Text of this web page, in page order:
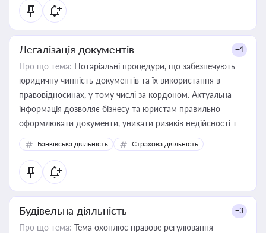
статусу суб'єктів оціночної діяльності
Легалізація документів +4
Про що тема: Нотаріальні процедури, що забезпечують
юридичну чинність документів та їх використання в
правовідносинах, у тому числі за кордоном. Актуальна
інформація дозволяє бізнесу та юристам правильно
оформлювати документи, уникати ризиків недійсності та
забезпечувати їх належне прийняття органами влади та
контрагентами
Банківська діяльність Страхова діяльність
Будівельна діяльність +3
Про що тема: Тема охоплює правове регулювання